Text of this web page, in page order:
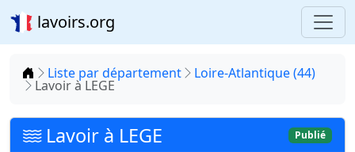
lavoirs.org
Accueil
Liste par département Loire-Atlantique (44)
Lavoir à LEGE
Lavoir à LEGE Publié